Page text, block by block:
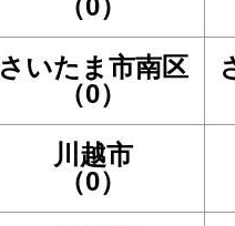
（0）
さいたま市南区
（0）
川越市
（0）